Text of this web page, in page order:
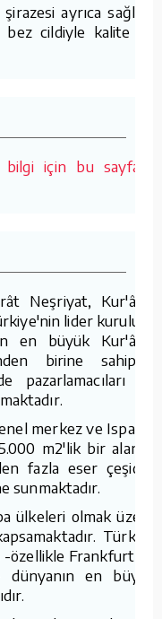
ayrıca sağlam
bez cildiyle kalite ve
bilgi için bu sayfaya
Neşriyat, Kur'ân-ı
lider kuruluşu
en büyük Kur'ân-ı
birine sahiptir.
pazarlamacıları ve
merkez ve Isparta
m2'lik bir alanda
fazla eser çeşidini
sunmaktadır.
ülkeleri olmak üzere
Türkiye
özellikle Frankfurt ve
en büyük